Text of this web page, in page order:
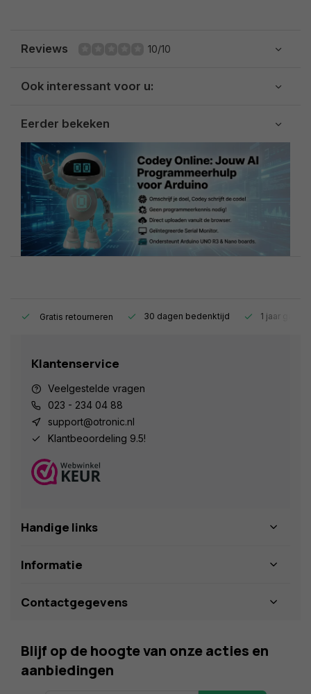
Reviews 10/10
Ook interessant voor u:
Eerder bekeken
Gratis retourneren 30 dagen bedenktijd 1 jaar
Klantenservice
Veelgestelde vragen
023 - 234 04 88
support@otronic.nl
Klantbeoordeling 9.5!
Handige links
Informatie
Contactgegevens
Blijf op de hoogte van onze acties en
aanbiedingen